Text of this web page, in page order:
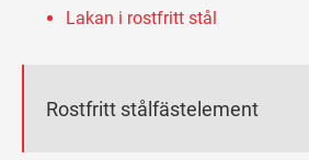
Lakan i rostfritt stål
Rostfritt stålfästelement